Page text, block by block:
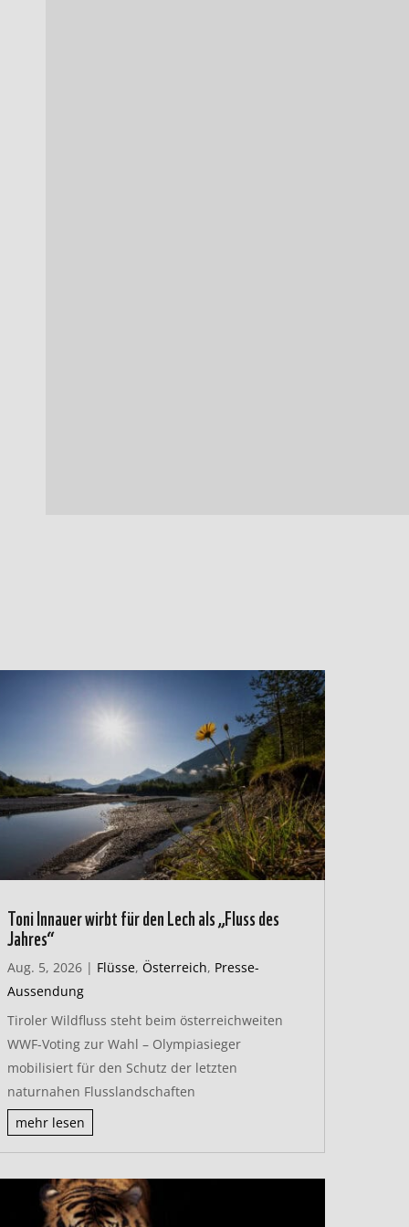
Toni Innauer wirbt für den Lech als „Fluss des
Jahres“
Aug. 5, 2026| Flüsse, Österreich, Presse-
Aussendung
Tiroler Wildfluss steht beim österreichweiten
WWF-Voting zur Wahl – Olympiasieger
mobilisiert für den Schutz der letzten
naturnahen Flusslandschaften
mehr lesen